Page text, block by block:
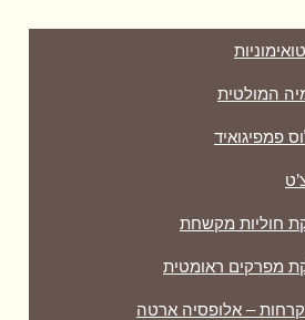
המולטית
פמפיגואיד
חוליות מקשחת
מפרקים ראומטית
– אלופסיה ארטה